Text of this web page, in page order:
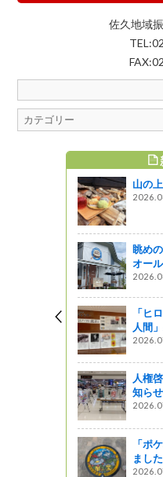
佐久地域
山の
眺め
オール
「ヒ
人間
人権
知らせ
「ポ
ました